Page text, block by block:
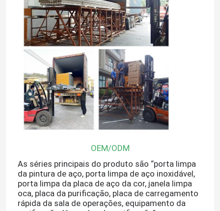
OEM/ODM
As séries principais do produto são “porta limpa
da pintura de aço, porta limpa de aço inoxidável,
porta limpa da placa de aço da cor, janela limpa
oca, placa da purificação, placa de carregamento
rápida da sala de operações, equipamento da